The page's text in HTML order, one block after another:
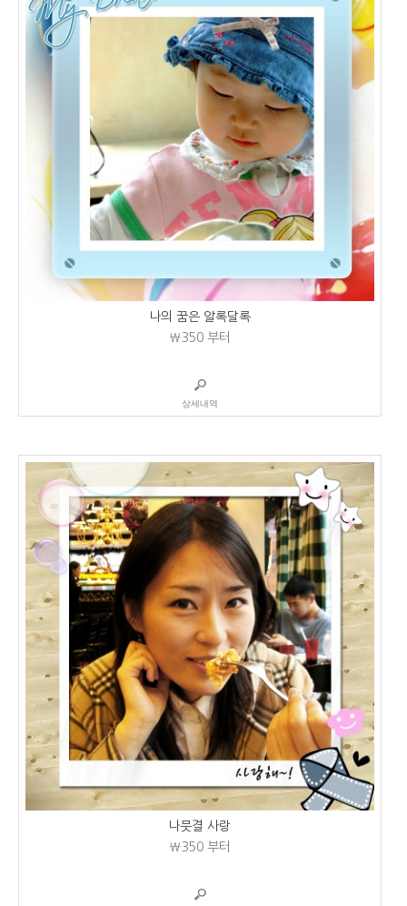
나의 꿈은 알록달록
₩350부터
상세내역
나뭇결 사랑
₩350부터